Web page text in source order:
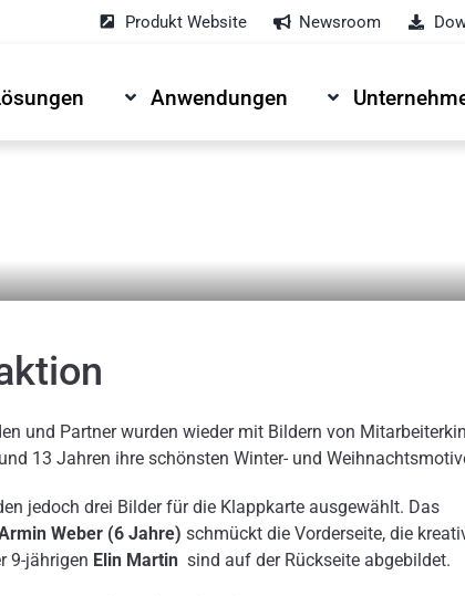
Produkt Website Newsroom
Anwendungen
und Partner wurden wieder mit Bildern von
13 Jahren ihre schönsten Winter- und
jedoch drei Bilder für die Klappkarte ausgewählt. Das
Weber (6 Jahre) schmückt die Vorderseite, die
9-jährigen Elin Martinsind auf der Rückseite abgebildet.